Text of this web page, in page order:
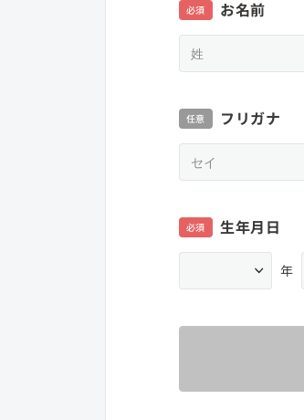
お名前
必須
フリガナ
任意
生年月日
必須
年